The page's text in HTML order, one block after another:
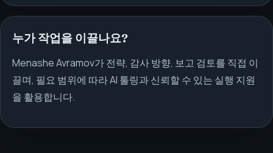
누가 작업을 이끌나요?
Menashe Avramov가 전략, 감사 방향, 보고 검토를 직접 이
끌며, 필요 범위에 따라 AI 툴링과 신뢰할 수 있는 실행 지원
을 활용합니다.